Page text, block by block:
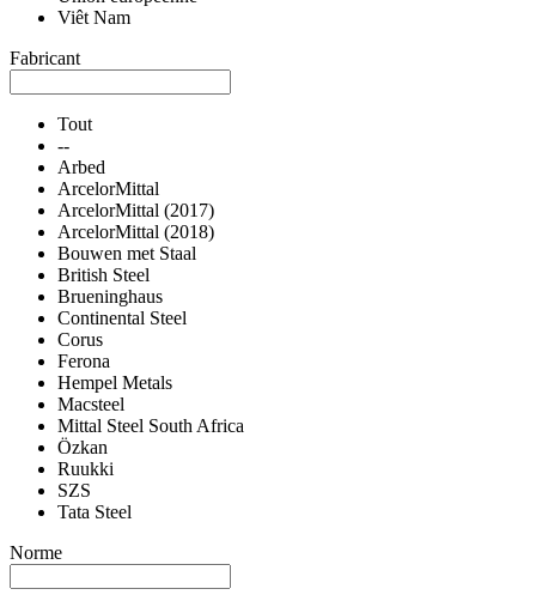
Viêt Nam
Fabricant
Tout
--
Arbed
ArcelorMittal
ArcelorMittal (2017)
ArcelorMittal (2018)
Bouwen met Staal
British Steel
Brueninghaus
Continental Steel
Corus
Ferona
Hempel Metals
Macsteel
Mittal Steel South Africa
Özkan
Ruukki
SZS
Tata Steel
Norme